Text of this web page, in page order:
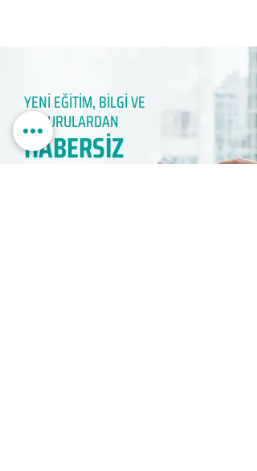
YENİ EĞİTİM, BİLGİ VE
DUYURULARDAN
HABERSİZ